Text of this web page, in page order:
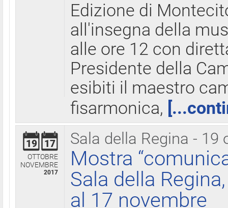
Edizione di
all'insegna della
alle ore 12 con
Presidente della
esibiti il maestro
fisarmonica,
Sala della Regina - 19
19 17
OTTOBRE
NOVEMBRE
2017
Mostra
Sala della
al 17 novembre